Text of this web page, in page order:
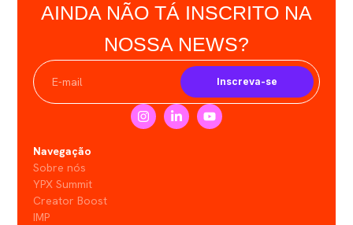
AINDA NÃO TÁ INSCRITO NA
NOSSA NEWS?
Inscreva-se
Navegação
Sobre nós
YPX Summit
Creator Boost
IMP